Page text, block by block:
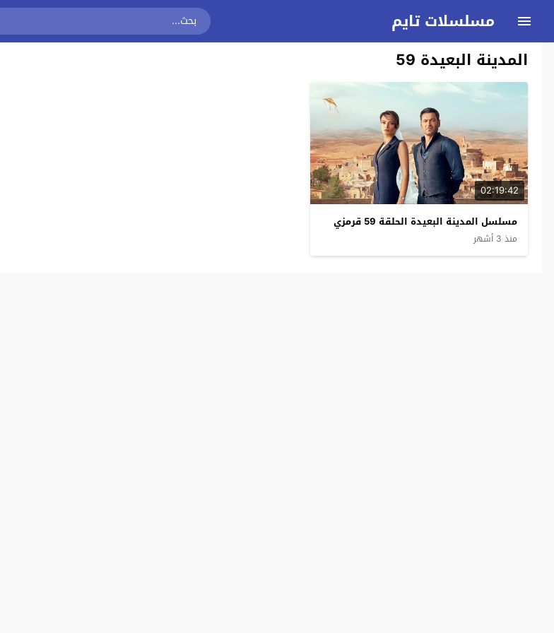
مسلسلات تايم
المدينة البعيدة 59
02:19:42
مسلسل المدينة البعيدة الحلقة 59 قرمزي
منذ 3 أشهر